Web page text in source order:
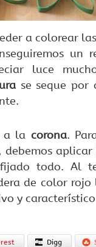
a colorear
un
luce
se seque por
a la corona.
todo. Al
de color
y
Digg